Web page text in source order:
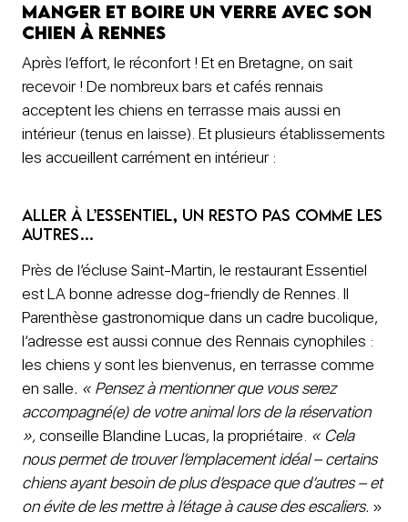
Manger et boire un verre avec son
chien à Rennes
Après l’effort, le réconfort ! Et en Bretagne, on sait
recevoir ! De nombreux bars et cafés rennais
acceptent les chiens en terrasse mais aussi en
intérieur (tenus en laisse). Et plusieurs établissements
les accueillent carrément en intérieur :
Aller à L’Essentiel, un resto pas comme les
autres…
Près de l’écluse Saint-Martin, le restaurant Essentiel
est LA bonne adresse dog-friendly de Rennes. Il
Parenthèse gastronomique dans un cadre bucolique,
l’adresse est aussi connue des Rennais cynophiles :
les chiens y sont les bienvenus, en terrasse comme
en salle. « Pensez à mentionner que vous serez
accompagné(e) de votre animal lors de la réservation
»,conseille Blandine Lucas, la propriétaire. « Cela
nous permet de trouver l’emplacement idéal – certains
chiens ayant besoin de plus d’espace que d’autres – et
on évite de les mettre à l’étage à cause des escaliers. »